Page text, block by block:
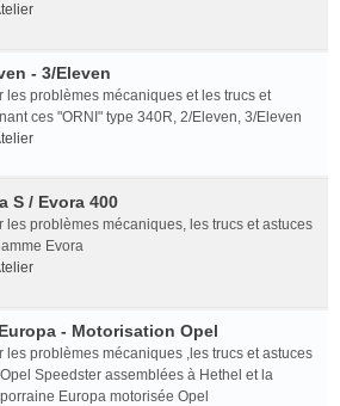
- 3/Eleven
les problèmes mécaniques et les trucs et
ces "ORNI" type 340R, 2/Eleven, 3/Eleven
S / Evora 400
les problèmes mécaniques, les trucs et astuces
Evora
- Motorisation Opel
les problèmes mécaniques ,les trucs et astuces
Speedster assemblées à Hethel et la
Europa motorisée Opel